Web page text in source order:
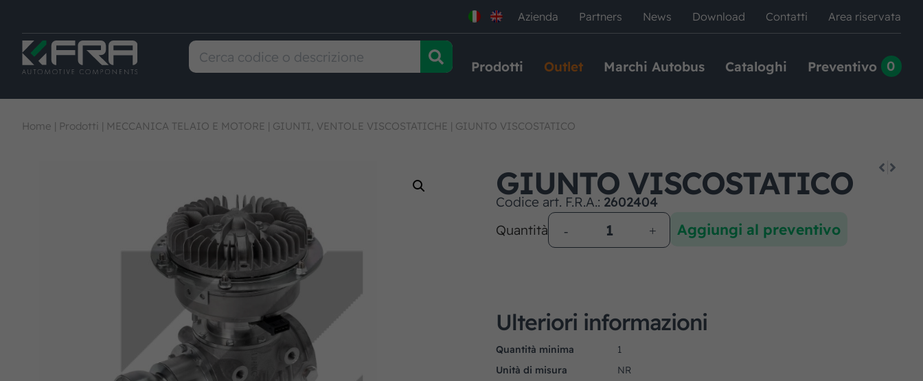
Azienda Partners News Download Contatti Area riservata
Prodotti Outlet Marchi Autobus Cataloghi Preventivo 0
Home | Prodotti | MECCANICA TELAIO E MOTORE | GIUNTI, VENTOLE VISCOSTATICHE | GIUNTO VISCOSTATICO
GIUNTO VISCOSTATICO
Codice art. F.R.A.: 2602404
Quantità
Aggiungi al preventivo
Ulteriori informazioni
Quantità minima
1
Unità di misura
NR